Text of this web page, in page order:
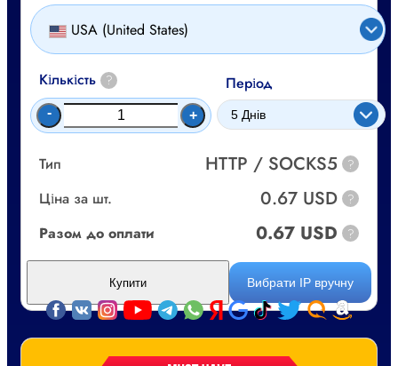
USA (United States)
Кількість ?
- +
Період
Тип HTTP / SOCKS5 ?
Ціна за шт. 0.67 USD ?
Разом до оплати 0.67 USD ?
Вибрати IP вручну
Купити